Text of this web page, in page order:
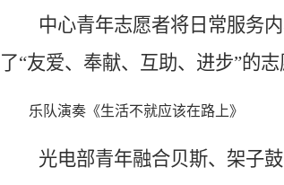
中心青年志愿者将日常服务
了“友爱、奉献、互助、进步”的志
乐队演奏《生活不就应该在路上》
光电部青年融合贝斯、架子